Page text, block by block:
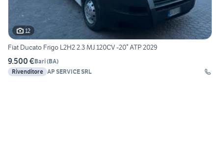
12
Fiat Ducato Frigo L2H2 2.3 MJ 120CV -20° ATP 2029
9.500 €Bari(BA)
Rivenditore AP SERVICE SRL